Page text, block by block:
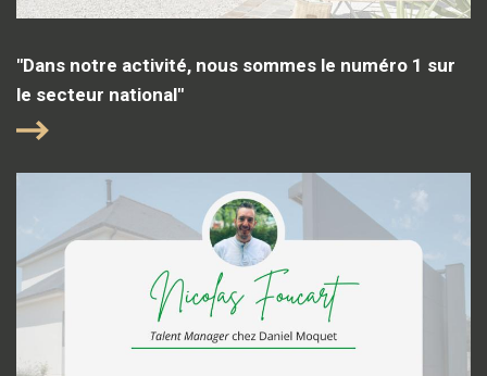
"Dans notre activité, nous sommes le numéro 1 sur
le secteur national"